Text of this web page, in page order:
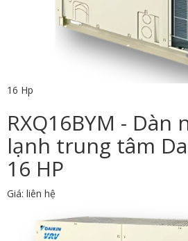
16 Hp
RXQ16BYM - Dàn
lạnh trung tâm
16 HP
Giá: liên hệ